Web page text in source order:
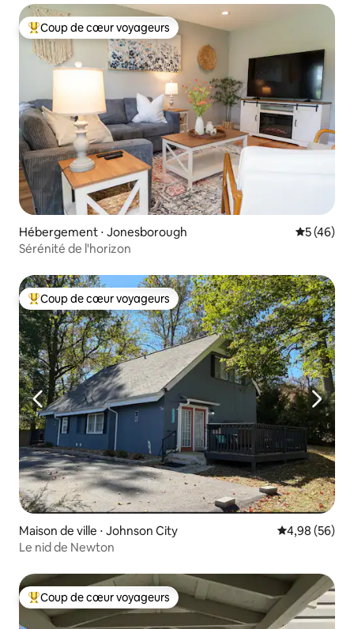
Coups de cœur voyageurs les plus appréciés
Coup de cœur voyageurs
Hébergement ⋅ Jonesborough
5 (46)
Sérénité de l'horizon
Coups de cœur voyageurs les plus appréciés
Coup de cœur voyageurs
Maison de ville ⋅ Johnson City Évaluation
4,98 (56)
Le nid de Newton
Coups de cœur voyageurs les plus appréciés
Coup de cœur voyageurs